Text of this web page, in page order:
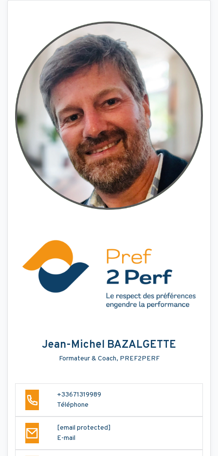
Jean-Michel BAZALGETTE
Formateur & Coach, PREF2PERF
+33671319989
Téléphone
[email protected]
E-mail